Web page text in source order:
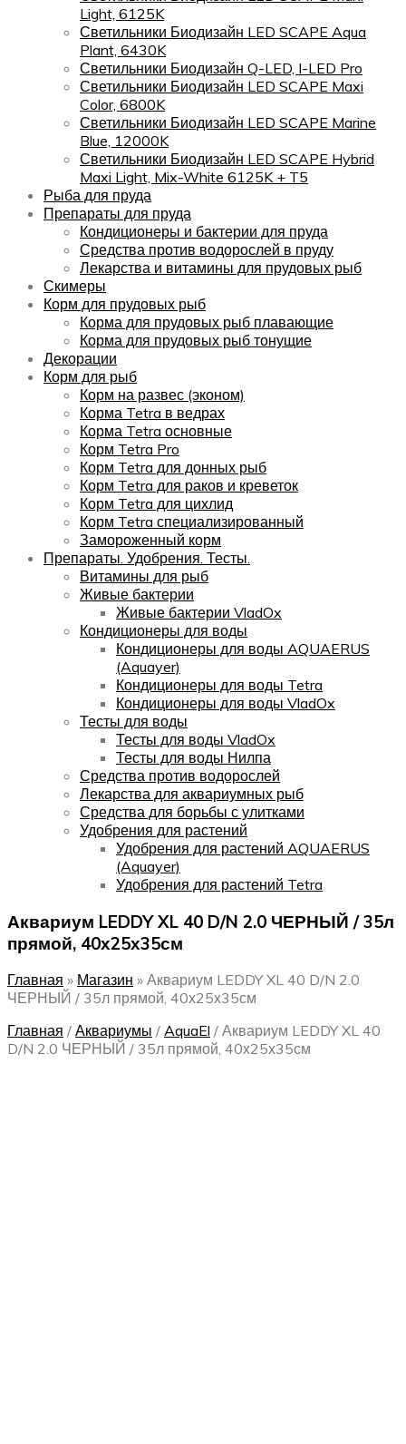
Light, 6125K
Светильники Биодизайн LED SCAPE Aqua
Plant, 6430K
Светильники Биодизайн Q-LED, I-LED Pro
Светильники Биодизайн LED SCAPE Maxi
Color, 6800K
Светильники Биодизайн LED SCAPE Marine
Blue, 12000K
Светильники Биодизайн LED SCAPE Hybrid
Maxi Light, Mix-White 6125K + T5
Рыба для пруда
Препараты для пруда
Кондиционеры и бактерии для пруда
Средства против водорослей в пруду
Лекарства и витамины для прудовых рыб
Скимеры
Корм для прудовых рыб
Корма для прудовых рыб плавающие
Корма для прудовых рыб тонущие
Декорации
Корм для рыб
Корм на развес (эконом)
Корма Tetra в ведрах
Корма Tetra основные
Корм Tetra Pro
Корм Tetra для донных рыб
Корм Tetra для раков и креветок
Корм Tetra для цихлид
Корм Tetra специализированный
Замороженный корм
Препараты. Удобрения. Тесты.
Витамины для рыб
Живые бактерии
Живые бактерии VladOx
Кондиционеры для воды
Кондиционеры для воды AQUAERUS
(Aquayer)
Кондиционеры для воды Tetra
Кондиционеры для воды VladOx
Тесты для воды
Тесты для воды VladOx
Тесты для воды Нилпа
Средства против водорослей
Лекарства для аквариумных рыб
Средства для борьбы с улитками
Удобрения для растений
Удобрения для растений AQUAERUS
(Aquayer)
Удобрения для растений Tetra
Аквариум LEDDY XL 40 D/N 2.0 ЧЕРНЫЙ / 35л
прямой, 40х25х35см
Главная » Магазин » Аквариум LEDDY XL 40 D/N 2.0
ЧЕРНЫЙ / 35л прямой, 40х25х35см
Главная / Аквариумы / AquaEl / Аквариум LEDDY XL 40
D/N 2.0 ЧЕРНЫЙ / 35л прямой, 40х25х35см